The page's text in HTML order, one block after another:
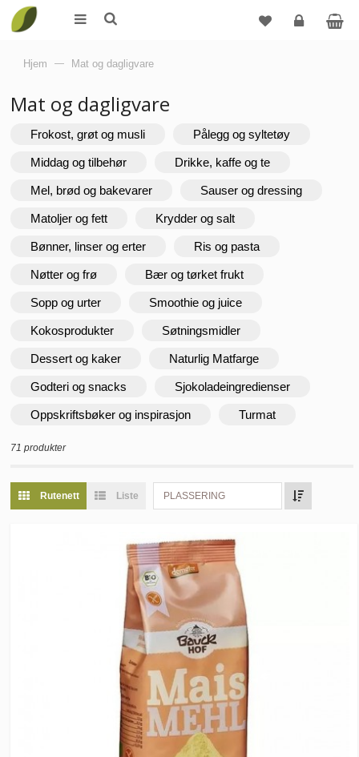
Hjem — Mat og dagligvare
Mat og dagligvare
Frokost, grøt og musli Pålegg og syltetøy
Middag og tilbehør Drikke, kaffe og te
Mel, brød og bakevarer Sauser og dressing
Matoljer og fett Krydder og salt
Bønner, linser og erter Ris og pasta
Nøtter og frø Bær og tørket frukt
Sopp og urter Smoothie og juice
Kokosprodukter Søtningsmidler
Dessert og kaker Naturlig Matfarge
Godteri og snacks Sjokoladeingredienser
Oppskriftsbøker og inspirasjon Turmat
71 produkter
Rutenett Liste PLASSERING